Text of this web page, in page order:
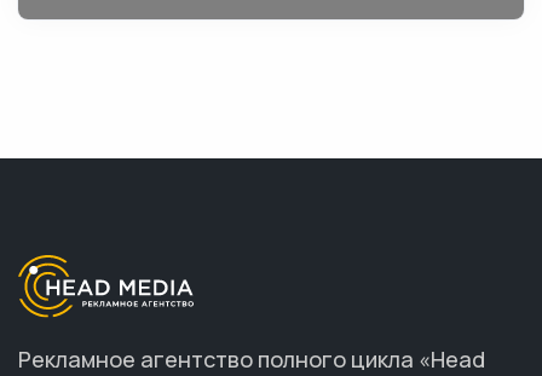
Рекламное агентство полного цикла «Head